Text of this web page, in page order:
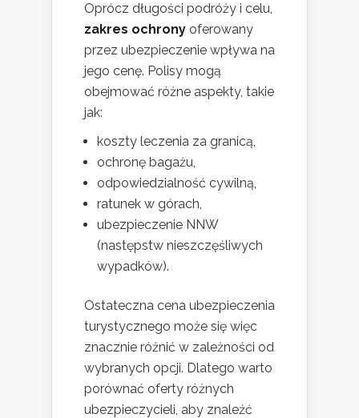
Oprócz długości podróży i celu,
zakres ochrony oferowany
przez ubezpieczenie wpływa na
jego cenę. Polisy mogą
obejmować różne aspekty, takie
jak:
koszty leczenia za granicą,
ochronę bagażu,
odpowiedzialność cywilną,
ratunek w górach,
ubezpieczenie NNW
(następstw nieszczęśliwych
wypadków).
Ostateczna cena ubezpieczenia
turystycznego może się więc
znacznie różnić w zależności od
wybranych opcji. Dlatego warto
porównać oferty różnych
ubezpieczycieli, aby znaleźć